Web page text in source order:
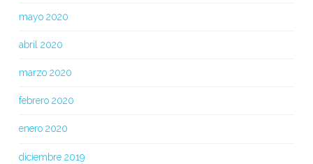
mayo 2020
abril 2020
marzo 2020
febrero 2020
enero 2020
diciembre 2019